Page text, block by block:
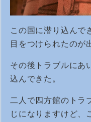
この国に潜り込んで
目をつけられたのが
その後トラブルにあ
込んできた。
二人で四方館のトラ
じになりますけど、